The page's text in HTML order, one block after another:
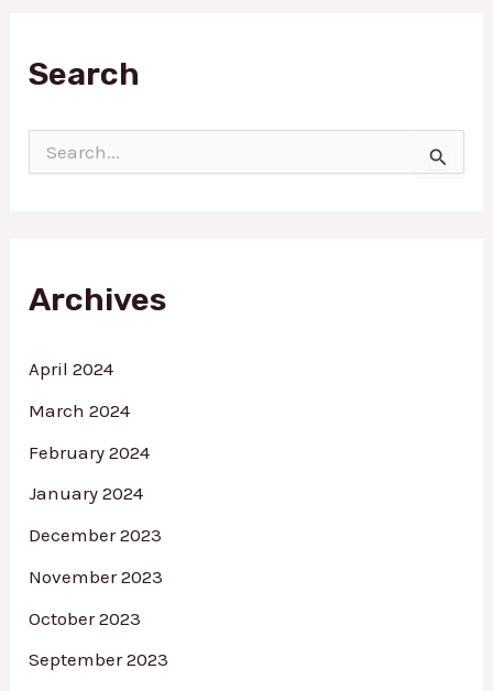
Search
e
o
Archives
April 2024
March 2024
February 2024
January 2024
December 2023
November 2023
October 2023
September 2023